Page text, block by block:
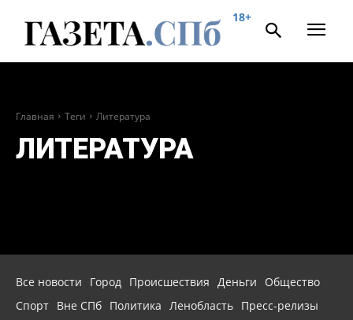
18+
Главная Теги Литература
ЛИТЕРАТУРА
Все новости Город Происшествия Деньги
Общество
Спорт Вне СПб Политика Ленобласть Пресс-релизы